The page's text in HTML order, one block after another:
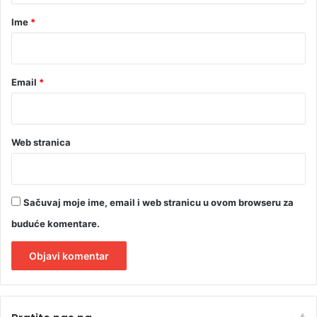
s
p
l
z
i
v
r
Ime *
Email *
Web stranica
Sačuvaj moje ime, email i web stranicu u ovom browseru za
buduće komentare.